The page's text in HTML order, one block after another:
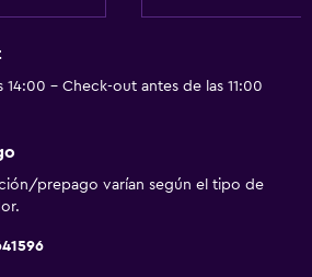
noble
14:00 - Check-out antes de las 11:00
prepago varían según el tipo de